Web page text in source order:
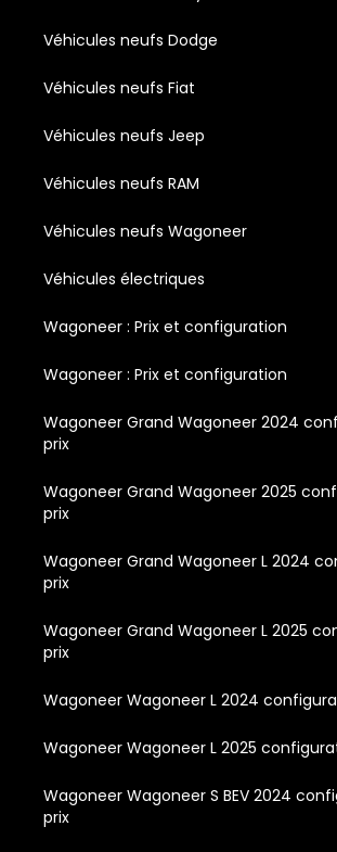
Véhicules neufs Dodge
Véhicules neufs Fiat
Véhicules neufs Jeep
Véhicules neufs RAM
Véhicules neufs Wagoneer
Véhicules électriques
Wagoneer : Prix et configuration
Wagoneer : Prix et configuration
Wagoneer Grand Wagoneer 2024
prix
Wagoneer Grand Wagoneer 2025
prix
Wagoneer Grand Wagoneer L 2024
prix
Wagoneer Grand Wagoneer L 2025
prix
Wagoneer Wagoneer L 2024
Wagoneer Wagoneer L 2025
Wagoneer Wagoneer S BEV 2024
prix